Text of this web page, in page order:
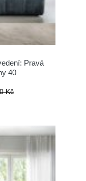
Pravá
40
Kč